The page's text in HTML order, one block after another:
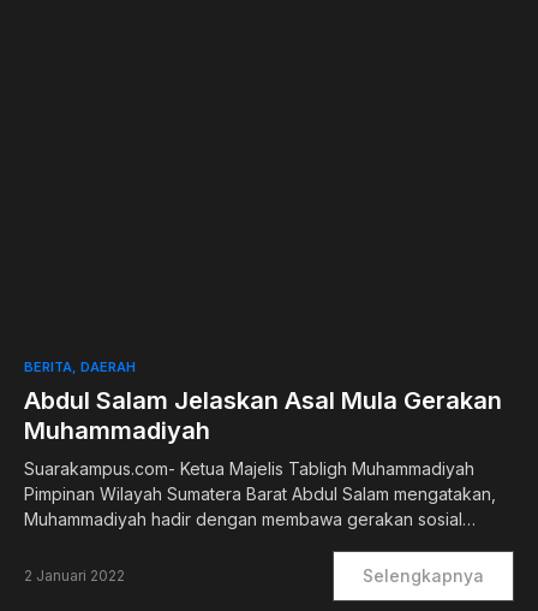
BERITA DAERAH
Abdul Salam Jelaskan Asal Mula Gerakan
Muhammadiyah
Suarakampus.com- Ketua Majelis Tabligh Muhammadiyah
Pimpinan Wilayah Sumatera Barat Abdul Salam mengatakan,
Muhammadiyah hadir dengan membawa gerakan sosial…
2 Januari 2022 Selengkapnya